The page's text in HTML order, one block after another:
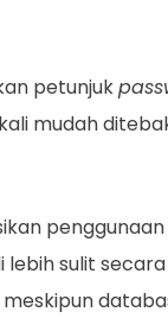
petunjuk
mudah
penggunaan
sulit